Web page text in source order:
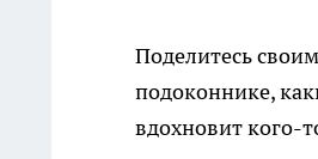
Поделитесь
подоконнике,
вдохновит кого-